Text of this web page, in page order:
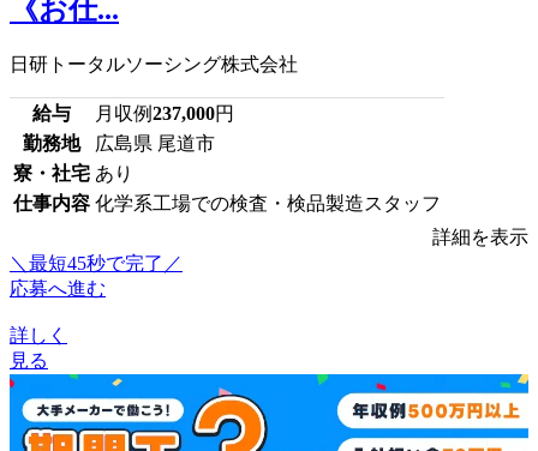
《お仕...
日研トータルソーシング株式会社
給与 月収例237,000円
勤務地
広島県 尾道市
寮・社宅 あり
仕事内容 化学系工場での検査・検品製造スタッフ
詳細を表示
＼最短45秒で完了／
応募へ進む
詳しく
見る